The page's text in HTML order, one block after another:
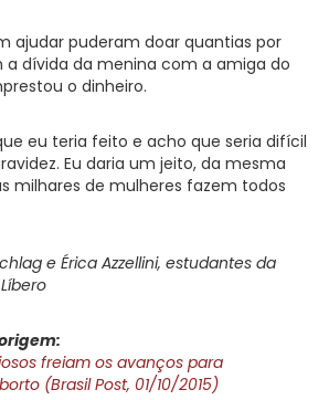
ajudar puderam doar quantias por
a dívida da menina com a amiga do
o dinheiro.
eu teria feito e acho que seria difícil
Eu daria um jeito, da mesma
milhares de mulheres fazem todos
e Érica Azzellini, estudantes da
freiam os avanços para
(Brasil Post, 01/10/2015)